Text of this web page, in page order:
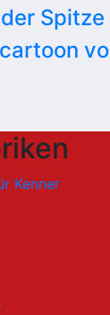
Kenner